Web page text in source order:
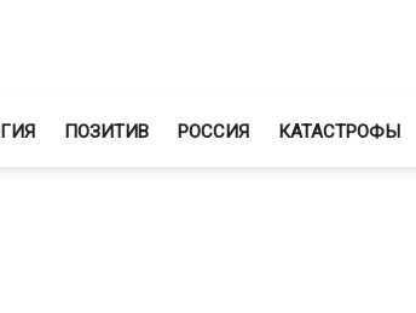
ПОЗИТИВ РОССИЯ КАТАСТРОФЫ